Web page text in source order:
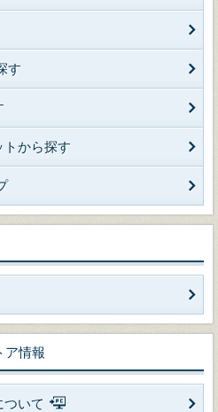
す
トから探す
ア情報
ついて